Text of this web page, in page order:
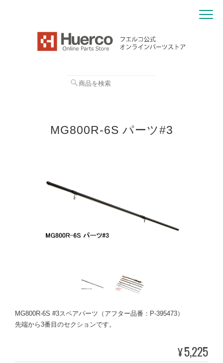
MG800R-6S パーツ#3
MG800R-6S #3スペアパーツ（アフター品番：P-395473）
先端から3番目のセクションです。
¥5,225